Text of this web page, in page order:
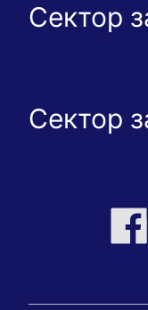
Сектор
Сектор